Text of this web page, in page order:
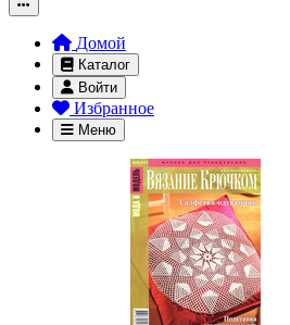
Домой
Каталог
Войти
Избранное
Меню